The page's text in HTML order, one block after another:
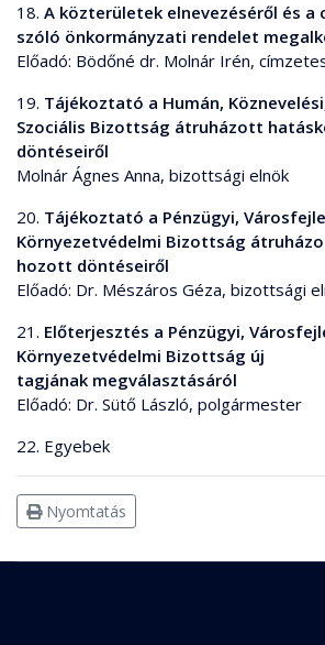
18. A közterületek elnevezéséről és a
szóló önkormányzati rendelet
Előadó: Bödőné dr. Molnár Irén,
19. Tájékoztató a Humán,
Szociális Bizottság átruházott
döntéseiről
Molnár Ágnes Anna, bizottsági elnök
20. Tájékoztató a Pénzügyi,
Környezetvédelmi Bizottság
hozott döntéseiről
Előadó: Dr. Mészáros Géza, bizottsági
21. Előterjesztés a Pénzügyi,
Környezetvédelmi Bizottság új
tagjának megválasztásáról
Előadó: Dr. Sütő László, polgármester
22. Egyebek
Nyomtatás